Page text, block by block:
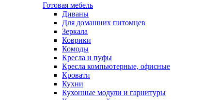
Готовая мебель
Диваны
Для домашних питомцев
Зеркала
Коврики
Комоды
Кресла и пуфы
Кресла компьютерные, офисные
Кровати
Кухни
Кухонные модули и гарнитуры